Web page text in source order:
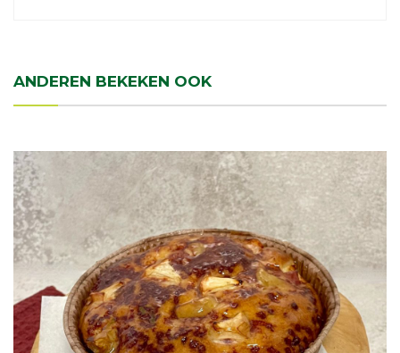
ANDEREN BEKEKEN OOK